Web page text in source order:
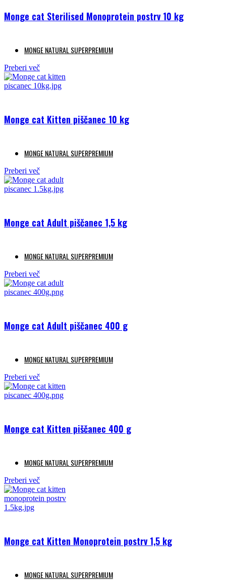
Monge cat Sterilised Monoprotein postrv 10 kg
MONGE NATURAL SUPERPREMIUM
Preberi več
Monge cat Kitten piščanec 10 kg
MONGE NATURAL SUPERPREMIUM
Preberi več
Monge cat Adult piščanec 1,5 kg
MONGE NATURAL SUPERPREMIUM
Preberi več
Monge cat Adult piščanec 400 g
MONGE NATURAL SUPERPREMIUM
Preberi več
Monge cat Kitten piščanec 400 g
MONGE NATURAL SUPERPREMIUM
Preberi več
Monge cat Kitten Monoprotein postrv 1,5 kg
MONGE NATURAL SUPERPREMIUM